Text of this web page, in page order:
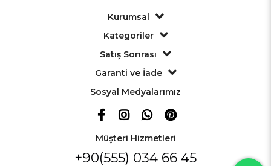
Kurumsal
Kategoriler
Satış Sonrası
Garanti ve İade
Sosyal Medyalarımız
Müşteri Hizmetleri
+90(555) 034 66 45